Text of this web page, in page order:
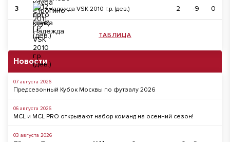
3 Надежда VSK 2010 г.р. (дев.) 2 -9 0
ТАБЛИЦА
Новости
07 августа 2026
Предсезонный Кубок Москвы по футзалу 2026
06 августа 2026
MCL и MCL PRO открывают набор команд на осенний сезон!
03 августа 2026